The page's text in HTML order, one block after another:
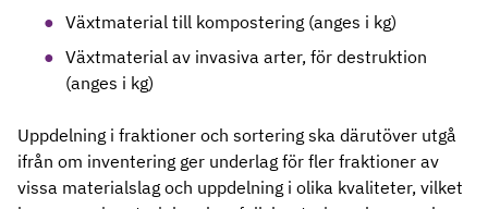
Växtmaterial till kompostering (anges i kg)
Växtmaterial av invasiva arter, för destruktion
(anges i kg)
Uppdelning i fraktioner och sortering ska därutöver utgå
ifrån om inventering ger underlag för fler fraktioner av
vissa materialslag och uppdelning i olika kvaliteter, vilket